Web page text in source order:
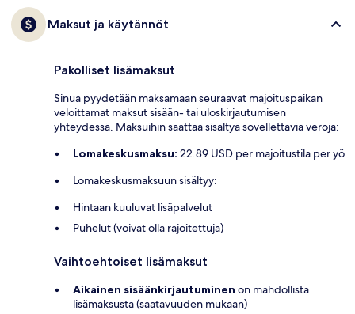
Maksut ja käytännöt
Pakolliset lisämaksut
Sinua pyydetään maksamaan seuraavat majoituspaikan
veloittamat maksut sisään- tai uloskirjautumisen
yhteydessä. Maksuihin saattaa sisältyä sovellettavia veroja:
Lomakeskusmaksu: 22.89 USD per majoitustila per yö
Lomakeskusmaksuun sisältyy:
Hintaan kuuluvat lisäpalvelut
Puhelut (voivat olla rajoitettuja)
Vaihtoehtoiset lisämaksut
Aikainen sisäänkirjautuminen on mahdollista
lisämaksusta (saatavuuden mukaan)